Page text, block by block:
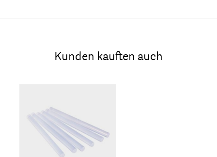
Kunden kauften auch